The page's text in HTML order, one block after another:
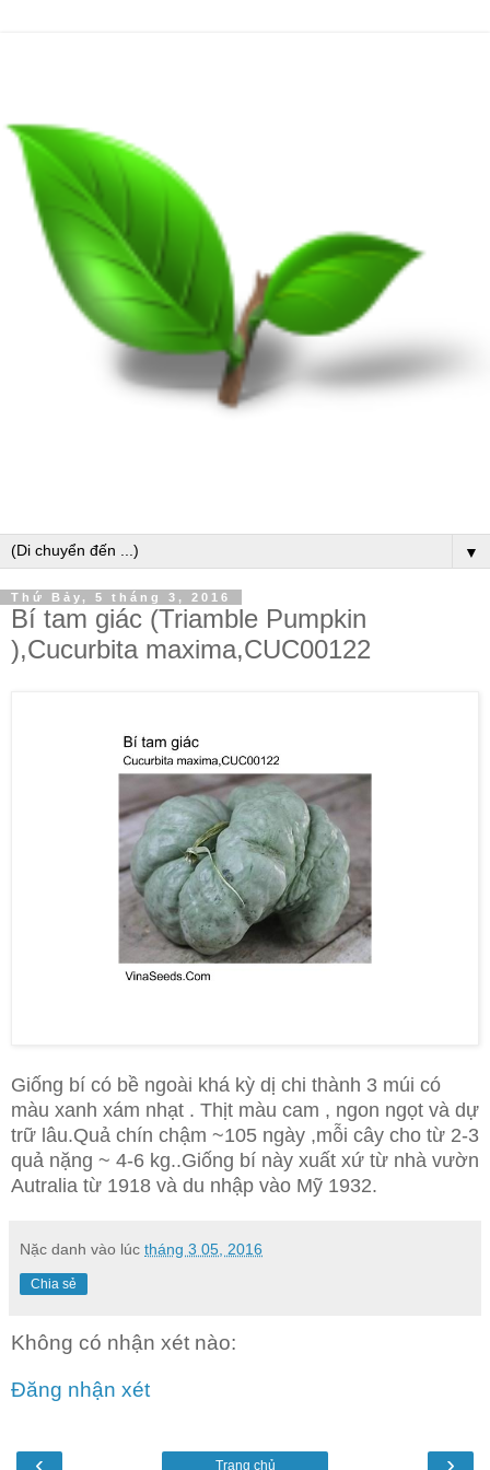
▼
Thứ Bảy, 5 tháng 3, 2016
Bí tam giác (Triamble Pumpkin
),Cucurbita maxima,CUC00122
Giống bí có bề ngoài khá kỳ dị chi thành 3 múi có
màu xanh xám nhạt . Thịt màu cam , ngon ngọt và dự
trữ lâu.Quả chín chậm ~105 ngày ,mỗi cây cho từ 2-3
quả nặng ~ 4-6 kg..Giống bí này xuất xứ từ nhà vườn
Autralia từ 1918 và du nhập vào Mỹ 1932.
Nặc danh vào lúc tháng 3 05, 2016
Chia sẻ
Không có nhận xét nào:
Đăng nhận xét
‹ ›
Trang chủ